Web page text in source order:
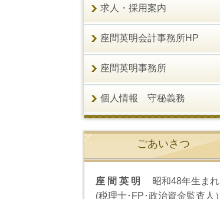
求人・採用案内
座間英明会計事務所HP
座間英明事務所
個人情報 守秘義務
ごあいさつ
座 間 英 明
昭和48年生まれ
(税理士･FP･政治資金監査人）